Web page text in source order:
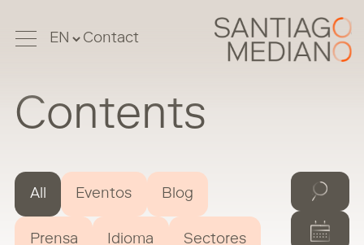
Contact
Contents
All Eventos Blog
Prensa Idioma Sectores